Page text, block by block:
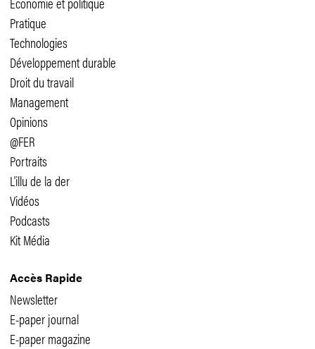
Pratique
Technologies
Développement durable
Droit du travail
Management
Opinions
@FER
Portraits
L'illu de la der
Vidéos
Podcasts
Kit Média
Accès Rapide
Newsletter
E-paper journal
E-paper magazine